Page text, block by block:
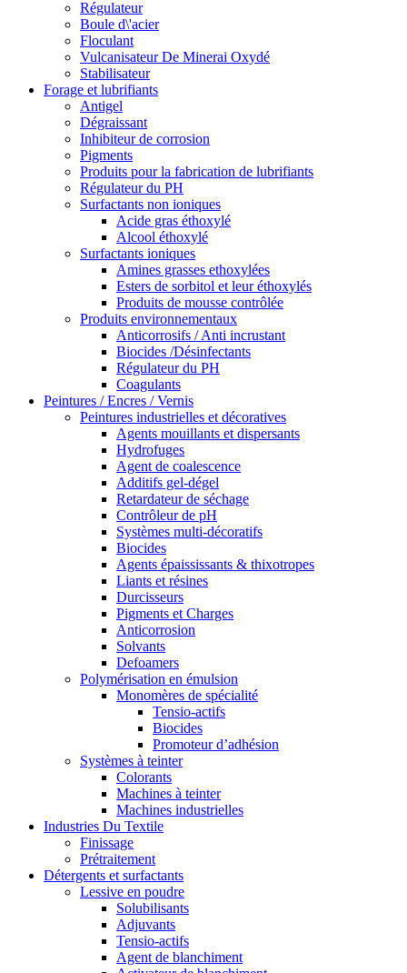
Régulateur
Boule d\'acier
Floculant
Vulcanisateur De Minerai Oxydé
Stabilisateur
Forage et lubrifiants
Antigel
Dégraissant
Inhibiteur de corrosion
Pigments
Produits pour la fabrication de lubrifiants
Régulateur du PH
Surfactants non ioniques
Acide gras éthoxylé
Alcool éthoxylé
Surfactants ioniques
Amines grasses ethoxylées
Esters de sorbitol et leur éthoxylés
Produits de mousse contrôlée
Produits environnementaux
Anticorrosifs / Anti incrustant
Biocides /Désinfectants
Régulateur du PH
Coagulants
Peintures / Encres / Vernis
Peintures industrielles et décoratives
Agents mouillants et dispersants
Hydrofuges
Agent de coalescence
Additifs gel-dégel
Retardateur de séchage
Contrôleur de pH
Systèmes multi-décoratifs
Biocides
Agents épaississants & thixotropes
Liants et résines
Durcisseurs
Pigments et Charges
Anticorrosion
Solvants
Defoamers
Polymérisation en émulsion
Monomères de spécialité
Tensio-actifs
Biocides
Promoteur d’adhésion
Systèmes à teinter
Colorants
Machines à teinter
Machines industrielles
Industries Du Textile
Finissage
Prétraitement
Détergents et surfactants
Lessive en poudre
Solubilisants
Adjuvants
Tensio-actifs
Agent de blanchiment